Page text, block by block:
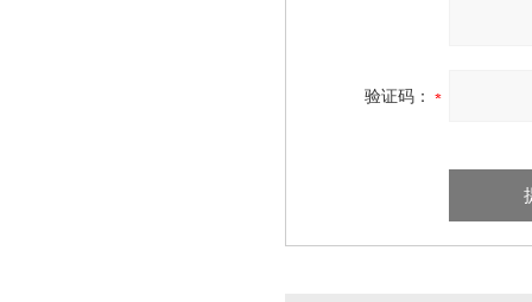
验证码：